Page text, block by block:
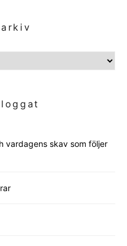
vardagens skav som följer